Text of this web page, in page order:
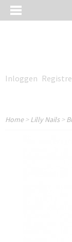
Inloggen
Home>Lilly Nails>